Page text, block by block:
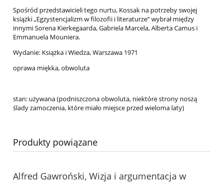
Spośród przedstawicieli tego nurtu, Kossak na potrzeby swojej
książki „Egzystencjalizm w filozofii i literaturze” wybrał między
innymi Sorena Kierkegaarda, Gabriela Marcela, Alberta Camus i
Emmanuela Mouniera.
Wydanie: Książka i Wiedza, Warszawa 1971
oprawa miękka, obwoluta
stan: używana (podniszczona obwoluta, niektóre strony noszą
ślady zamoczenia, które miało miejsce przed wieloma laty)
Produkty powiązane
Alfred Gawroński, Wizja i argumentacja w